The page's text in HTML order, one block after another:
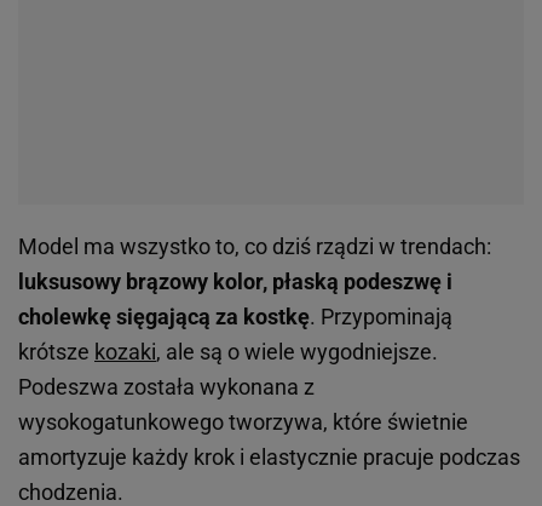
Model ma wszystko to, co dziś rządzi w trendach:
luksusowy brązowy kolor, płaską podeszwę i
cholewkę sięgającą za kostkę. Przypominają
krótsze kozaki, ale są o wiele wygodniejsze.
Podeszwa została wykonana z
wysokogatunkowego tworzywa, które świetnie
amortyzuje każdy krok i elastycznie pracuje podczas
chodzenia.